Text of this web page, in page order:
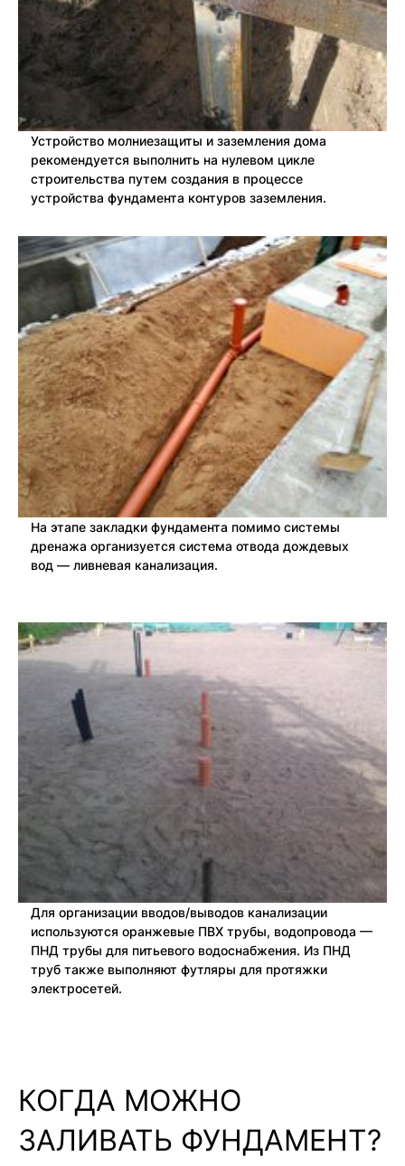
Устройство молниезащиты и заземления дома
рекомендуется выполнить на нулевом цикле
строительства путем создания в процессе
устройства фундамента контуров заземления.
На этапе закладки фундамента помимо системы
дренажа организуется система отвода дождевых
вод — ливневая канализация.
Для организации вводов/выводов канализации
используются оранжевые ПВХ трубы, водопровода —
ПНД трубы для питьевого водоснабжения. Из ПНД
труб также выполняют футляры для протяжки
электросетей.
КОГДА МОЖНО
ЗАЛИВАТЬ ФУНДАМЕНТ?